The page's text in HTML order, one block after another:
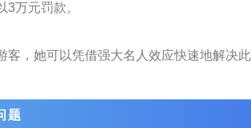
万元罚款。
，她可以凭借强大名人效应快速地解决此
题